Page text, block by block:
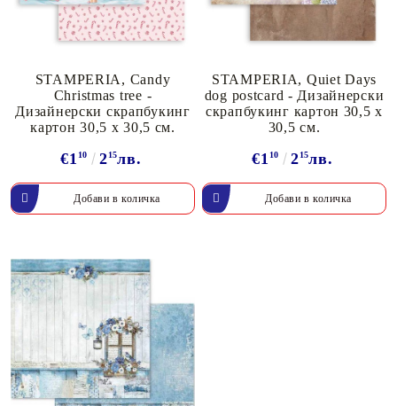
STAMPERIA, Candy
Christmas tree -
Дизайнерски скрапбукинг
картон 30,5 х 30,5 см.
€1 10 215лв.
STAMPERIA, Quiet Days
dog postcard - Дизайнерски
скрапбукинг картон 30,5 х
30,5 см.
€1 10 215лв.